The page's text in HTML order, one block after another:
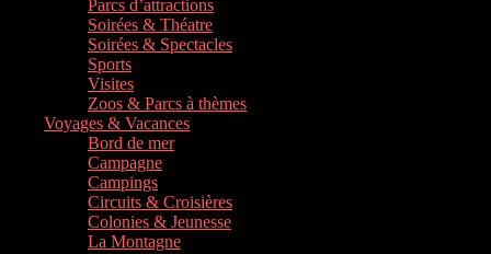
Parcs d’attractions
Soirées & Théatre
Soirées & Spectacles
Sports
Visites
Zoos & Parcs à thèmes
Voyages & Vacances
Bord de mer
Campagne
Campings
Circuits & Croisières
Colonies & Jeunesse
La Montagne